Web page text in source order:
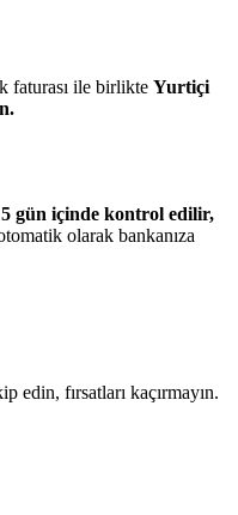
faturası ile birlikte Yurtiçi
5 gün içinde kontrol edilir,
olarak bankanıza
edin, fırsatları kaçırmayın.